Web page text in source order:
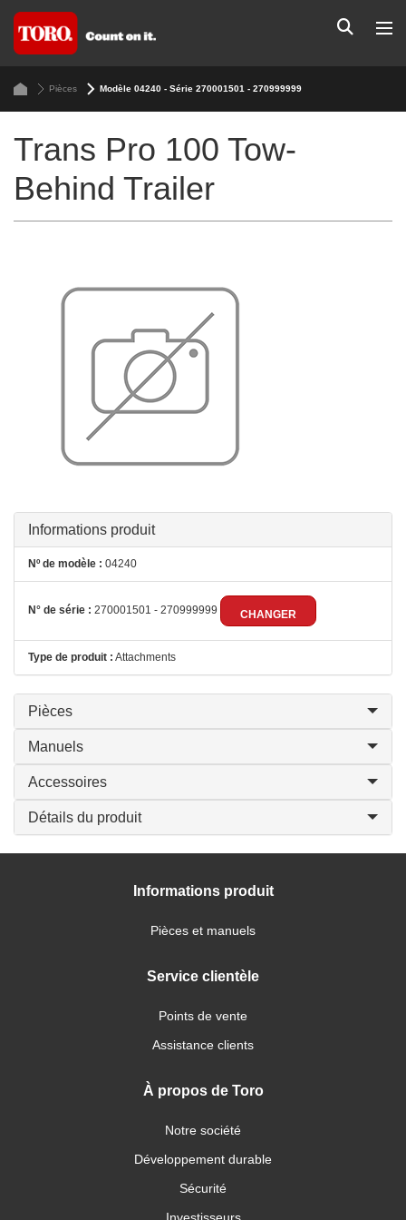
Pièces Modèle 04240 - Série 270001501 - 270999999
Trans Pro 100 Tow-
Behind Trailer
Informations produit
Nº de modèle : 04240
N° de série : 270001501 - 270999999 CHANGER
Type de produit : Attachments
Pièces
Manuels
Accessoires
Détails du produit
Informations produit
Pièces et manuels
Service clientèle
Points de vente
Assistance clients
À propos de Toro
Notre société
Développement durable
Sécurité